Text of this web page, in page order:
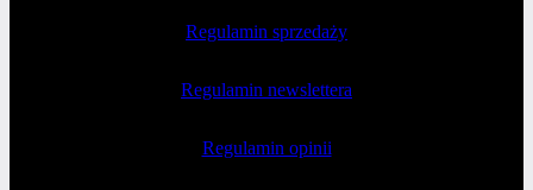
Regulamin sprzedaży
Regulamin newslettera
Regulamin opinii